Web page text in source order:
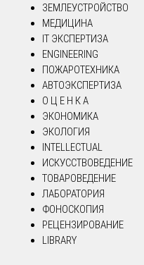
ЗЕМЛЕУСТРОЙСТВО
МЕДИЦИНА
IT ЭКСПЕРТИЗА
ENGINEERING
ПОЖАРОТЕХНИКА
АВТОЭКСПЕРТИЗА
О Ц Е Н К А
ЭКОНОМИКА
ЭКОЛОГИЯ
INTELLECTUAL
ИСКУССТВОВЕДЕНИЕ
ТОВАРОВЕДЕНИЕ
ЛАБОРАТОРИЯ
ФОНОСКОПИЯ
РЕЦЕНЗИРОВАНИЕ
LIBRARY